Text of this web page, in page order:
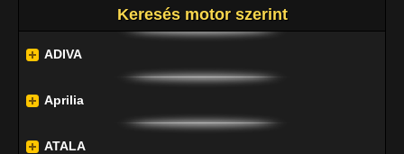
Keresés motor szerint
ADIVA
Aprilia
ATALA